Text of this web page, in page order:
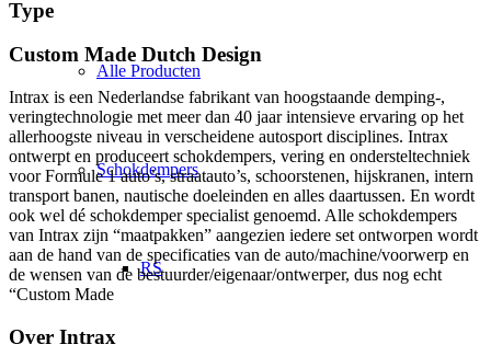
Alle Producten
Schokdempers
RS
Type
Custom Made Dutch Design
Intrax is een Nederlandse fabrikant van hoogstaande demping-,
veringtechnologie met meer dan 40 jaar intensieve ervaring op het
allerhoogste niveau in verscheidene autosport disciplines. Intrax
ontwerpt en produceert schokdempers, vering en ondersteltechniek
voor Formule 1 auto’s, straatauto’s, schoorstenen, hijskranen, intern
transport banen, nautische doeleinden en alles daartussen. En wordt
ook wel dé schokdemper specialist genoemd. Alle schokdempers
van Intrax zijn “maatpakken” aangezien iedere set ontworpen wordt
aan de hand van de specificaties van de auto/machine/voorwerp en
de wensen van de bestuurder/eigenaar/ontwerper, dus nog echt
“Custom Made
Over Intrax